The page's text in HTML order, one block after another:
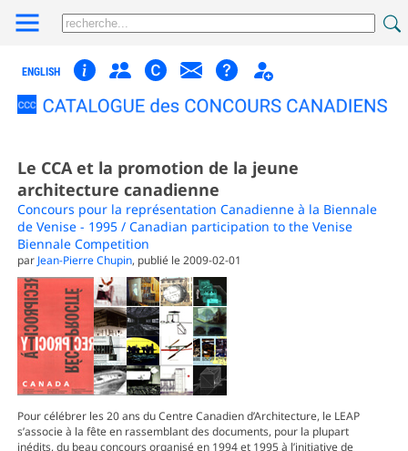
ENGLISH
Le CCA et la promotion de la jeune
architecture canadienne
Concours pour la représentation Canadienne à la Biennale
de Venise - 1995 / Canadian participation to the Venise
Biennale Competition
par Jean-Pierre Chupin, publié le 2009-02-01
Pour célébrer les 20 ans du Centre Canadien d’Architecture, le LEAP
s’associe à la fête en rassemblant des documents, pour la plupart
inédits, du beau concours organisé en 1994 et 1995 à l’initiative de